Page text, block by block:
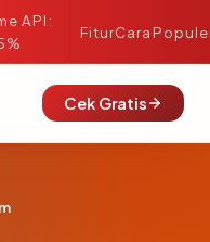
API:
FiturCara
Cek Gratis